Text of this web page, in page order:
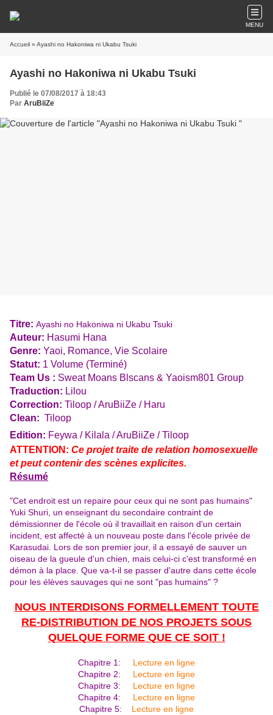
MENU
Accueil » Ayashi no Hakoniwa ni Ukabu Tsuki
Ayashi no Hakoniwa ni Ukabu Tsuki
Publié le 07/08/2017 à 18:43
Par AruBiiZe
Titre: Ayashi no Hakoniwa ni Ukabu Tsuki
Auteur: Hasumi Hana
Genre: Yaoi, Romance, Vie Scolaire
Statut: 1 Volume (Terminé)
Team Us : Sweat Moans Blscans & Yaoism801 Group
Traduction: Lilou
Correction: Tiloop / AruBiiZe / Haru
Clean: Tiloop
Edition: Feywa / Kilala / AruBiiZe / Tiloop
ATTENTION: Ce projet traite de relation homosexuelle
et peut contenir des scènes explicites.
Résumé
"Cet endroit est un repaire pour ceux qui ne sont pas humains"
Yuki Shuri, un enseignant du secondaire contraint de
démissionner de l'école où il travaillait en raison d'un certain
incident, est affecté à un nouveau poste dans l'école privée de
Karasudai. Lors de son premier jour, il a essayé de sauver un
oiseau de la gueule d'un chien, mais celui-ci c'est transformé en
démon à la place. Que va-t-il se passer d'autre dans cette école
pour les élèves sauvages qui ne sont "pas humains" ?
NOUS INTERDISONS FORMELLEMENT TOUTE
RE-DISTRIBUTION DE NOS PROJETS SOUS
QUELQUE FORME QUE CE SOIT !
Chapitre 1: Lecture en ligne
Chapitre 2: Lecture en ligne
Chapitre 3: Lecture en ligne
Chapitre 4: Lecture en ligne
Chapitre 5: Lecture en ligne